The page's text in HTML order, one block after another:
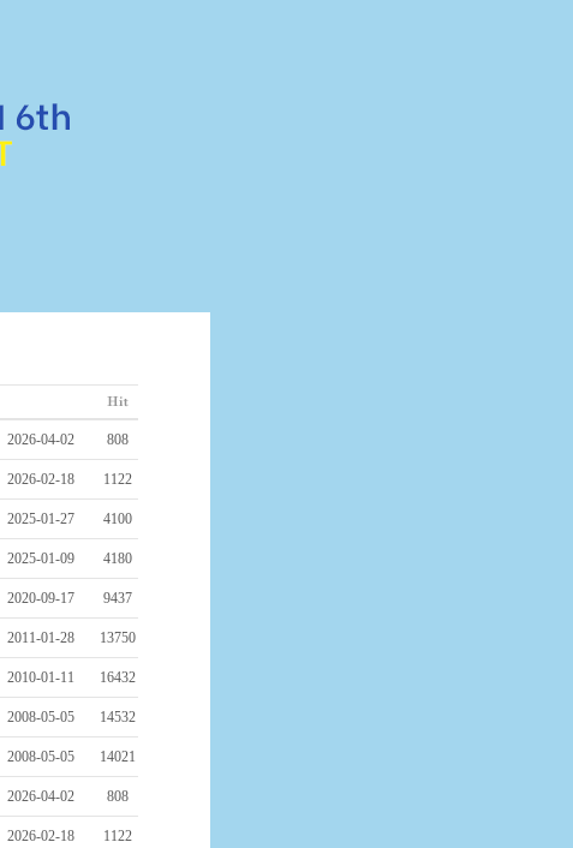
2026-04-02 808
2026-02-18 1122
2025-01-27 4100
2025-01-09 4180
2020-09-17 9437
2011-01-28 13750
2010-01-11 16432
2008-05-05 14532
2008-05-05 14021
2026-04-02 808
2026-02-18 1122